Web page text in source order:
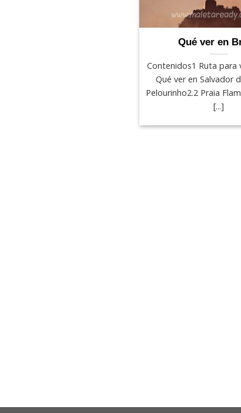
Qué ver en
Contenidos1 Ruta para
Qué ver en Salvador
Pelourinho2.2 Praia
[...]